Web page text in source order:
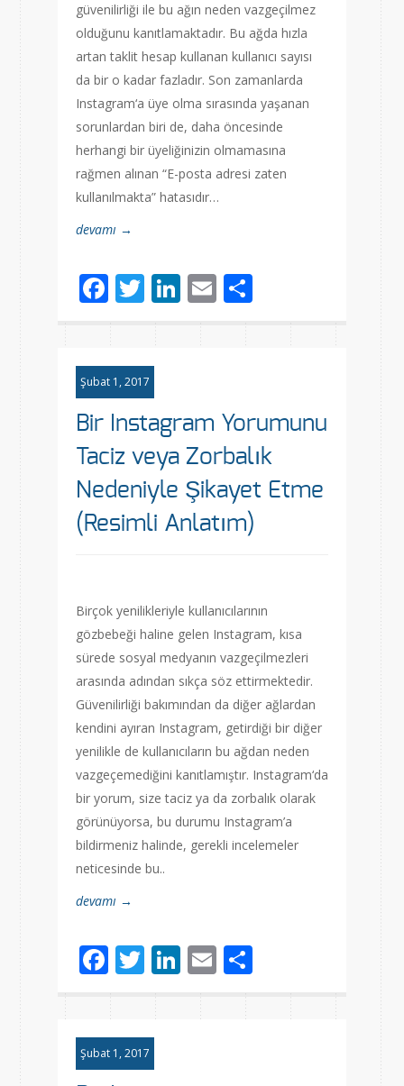
güvenilirliği ile bu ağın neden vazgeçilmez
olduğunu kanıtlamaktadır. Bu ağda hızla
artan taklit hesap kullanan kullanıcı sayısı
da bir o kadar fazladır. Son zamanlarda
Instagram‘a üye olma sırasında yaşanan
sorunlardan biri de, daha öncesinde
herhangi bir üyeliğinizin olmamasına
rağmen alınan “E-posta adresi zaten
kullanılmakta” hatasıdır…
devamı →
Facebook
Twitter
LinkedIn
Email
Şubat 1, 2017
Bir Instagram Yorumunu
Taciz veya Zorbalık
Nedeniyle Şikayet Etme
(Resimli Anlatım)
Birçok yenilikleriyle kullanıcılarının
gözbebeği haline gelen Instagram, kısa
sürede sosyal medyanın vazgeçilmezleri
arasında adından sıkça söz ettirmektedir.
Güvenilirliği bakımından da diğer ağlardan
kendini ayıran Instagram, getirdiği bir diğer
yenilikle de kullanıcıların bu ağdan neden
vazgeçemediğini kanıtlamıştır. Instagram‘da
bir yorum, size taciz ya da zorbalık olarak
görünüyorsa, bu durumu Instagram’a
bildirmeniz halinde, gerekli incelemeler
neticesinde bu..
devamı →
Facebook
Twitter
LinkedIn
Email
Şubat 1, 2017